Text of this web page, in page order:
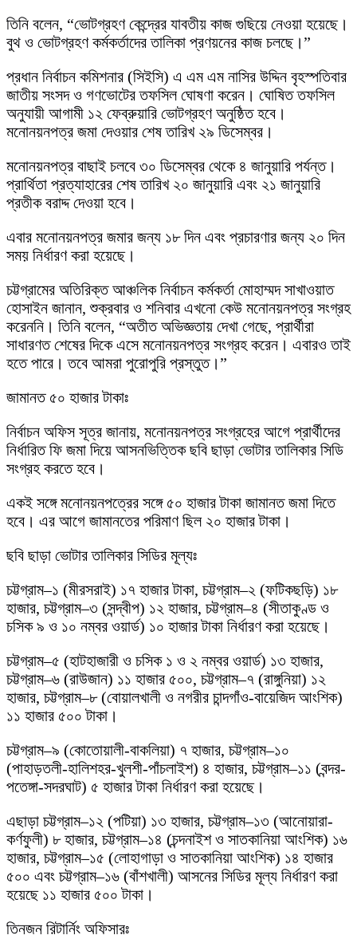
তিনি বলেন, “ভোটগ্রহণ কেন্দ্রের যাবতীয় কাজ গুছিয়ে নেওয়া হয়েছে।
বুথ ও ভোটগ্রহণ কর্মকর্তাদের তালিকা প্রণয়নের কাজ চলছে।”
প্রধান নির্বাচন কমিশনার (সিইসি) এ এম এম নাসির উদ্দিন বৃহস্পতিবার
জাতীয় সংসদ ও গণভোটের তফসিল ঘোষণা করেন। ঘোষিত তফসিল
অনুযায়ী আগামী ১২ ফেব্রুয়ারি ভোটগ্রহণ অনুষ্ঠিত হবে।
মনোনয়নপত্র জমা দেওয়ার শেষ তারিখ ২৯ ডিসেম্বর।
মনোনয়নপত্র বাছাই চলবে ৩০ ডিসেম্বর থেকে ৪ জানুয়ারি পর্যন্ত।
প্রার্থিতা প্রত্যাহারের শেষ তারিখ ২০ জানুয়ারি এবং ২১ জানুয়ারি
প্রতীক বরাদ্দ দেওয়া হবে।
এবার মনোনয়নপত্র জমার জন্য ১৮ দিন এবং প্রচারণার জন্য ২০ দিন
সময় নির্ধারণ করা হয়েছে।
চট্টগ্রামের অতিরিক্ত আঞ্চলিক নির্বাচন কর্মকর্তা মোহাম্মদ সাখাওয়াত
হোসাইন জানান, শুক্রবার ও শনিবার এখনো কেউ মনোনয়নপত্র সংগ্রহ
করেননি। তিনি বলেন, “অতীত অভিজ্ঞতায় দেখা গেছে, প্রার্থীরা
সাধারণত শেষের দিকে এসে মনোনয়নপত্র সংগ্রহ করেন। এবারও তাই
হতে পারে। তবে আমরা পুরোপুরি প্রস্তুত।”
জামানত ৫০ হাজার টাকাঃ
নির্বাচন অফিস সূত্র জানায়, মনোনয়নপত্র সংগ্রহের আগে প্রার্থীদের
নির্ধারিত ফি জমা দিয়ে আসনভিত্তিক ছবি ছাড়া ভোটার তালিকার সিডি
সংগ্রহ করতে হবে।
একই সঙ্গে মনোনয়নপত্রের সঙ্গে ৫০ হাজার টাকা জামানত জমা দিতে
হবে। এর আগে জামানতের পরিমাণ ছিল ২০ হাজার টাকা।
ছবি ছাড়া ভোটার তালিকার সিডির মূল্যঃ
চট্টগ্রাম–১ (মীরসরাই) ১৭ হাজার টাকা, চট্টগ্রাম–২ (ফটিকছড়ি) ১৮
হাজার, চট্টগ্রাম–৩ (সন্দ্বীপ) ১২ হাজার, চট্টগ্রাম–৪ (সীতাকুণ্ড ও
চসিক ৯ ও ১০ নম্বর ওয়ার্ড) ১০ হাজার টাকা নির্ধারণ করা হয়েছে।
চট্টগ্রাম–৫ (হাটহাজারী ও চসিক ১ ও ২ নম্বর ওয়ার্ড) ১৩ হাজার,
চট্টগ্রাম–৬ (রাউজান) ১১ হাজার ৫০০, চট্টগ্রাম–৭ (রাঙ্গুনিয়া) ১২
হাজার, চট্টগ্রাম–৮ (বোয়ালখালী ও নগরীর চান্দগাঁও-বায়েজিদ আংশিক)
১১ হাজার ৫০০ টাকা।
চট্টগ্রাম–৯ (কোতোয়ালী-বাকলিয়া) ৭ হাজার, চট্টগ্রাম–১০
(পাহাড়তলী-হালিশহর-খুলশী-পাঁচলাইশ) ৪ হাজার, চট্টগ্রাম–১১ (বন্দর-
পতেঙ্গা-সদরঘাট) ৫ হাজার টাকা নির্ধারণ করা হয়েছে।
এছাড়া চট্টগ্রাম–১২ (পটিয়া) ১৩ হাজার, চট্টগ্রাম–১৩ (আনোয়ারা-
কর্ণফুলী) ৮ হাজার, চট্টগ্রাম–১৪ (চন্দনাইশ ও সাতকানিয়া আংশিক) ১৬
হাজার, চট্টগ্রাম–১৫ (লোহাগাড়া ও সাতকানিয়া আংশিক) ১৪ হাজার
৫০০ এবং চট্টগ্রাম–১৬ (বাঁশখালী) আসনের সিডির মূল্য নির্ধারণ করা
হয়েছে ১১ হাজার ৫০০ টাকা।
তিনজন রিটার্নিং অফিসারঃ